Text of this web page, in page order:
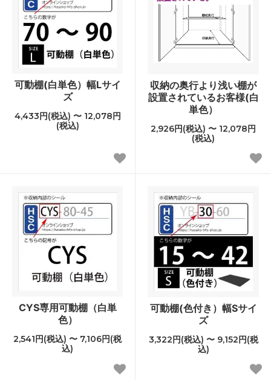
可動棚(白単色）幅Lサイ
ズ
4,433円(税込) 〜 12,078円
(税込)
収納の奥行より浅い棚が
設置されているお客様(白
単色）
2,926円(税込) 〜 12,078円
(税込)
CYS専用可動棚（白単
色）
2,541円(税込) 〜 7,106円(税
込)
可動棚(色付き）幅Sサイ
ズ
3,322円(税込) 〜 9,152円(税
込)